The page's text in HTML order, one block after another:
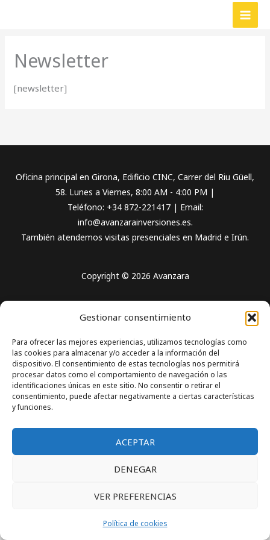
Gestionar consentimiento
Para ofrecer las mejores experiencias, utilizamos tecnologías como
las cookies para almacenar y/o acceder a la información del
dispositivo. El consentimiento de estas tecnologías nos permitirá
procesar datos como el comportamiento de navegación o las
identificaciones únicas en este sitio. No consentir o retirar el
consentimiento, puede afectar negativamente a ciertas características
y funciones.
ACEPTAR
DENEGAR
VER PREFERENCIAS
Política de cookies
Newsletter
[newsletter]
Oficina principal en Girona, Edificio CINC, Carrer del Riu Güell,
58. Lunes a Viernes, 8:00 AM - 4:00 PM |
Teléfono: +34 872-221417 | Email:
info@avanzarainversiones.es.
También atendemos visitas presenciales en Madrid e Irún.
Copyright © 2026 Avanzara